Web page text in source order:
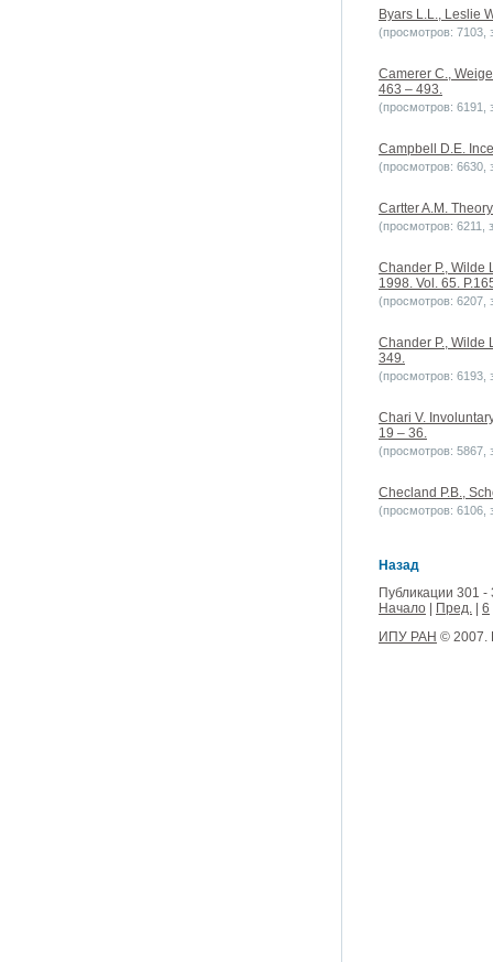
Byars L.L., Leslie
(просмотров: 7103,
Camerer C.,
463 – 493.
(просмотров: 6191,
Campbell D.E.
(просмотров: 6630,
Cartter A.M.
(просмотров: 6211,
Chander P., Wilde
1998. Vol. 65.
(просмотров: 6207,
Chander P., Wilde
349.
(просмотров: 6193,
Chari V.
19 – 36.
(просмотров: 5867,
Checland P.B.,
(просмотров: 6106,
Назад
Публикации 301 -
Начало
Пред.
6
ИПУ РАН © 2007.